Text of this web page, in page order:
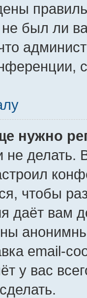
был ли
нужно
делать.
чтобы
даёт вам
email-
у вас